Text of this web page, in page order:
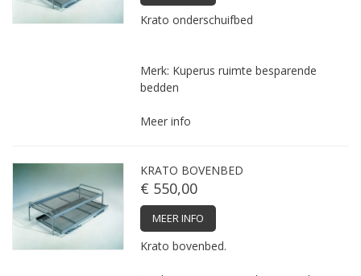
Krato onderschuifbed
Merk: Kuperus ruimte besparende
bedden
Meer info
KRATO BOVENBED
€ 550,00
MEER INFO
Krato bovenbed.